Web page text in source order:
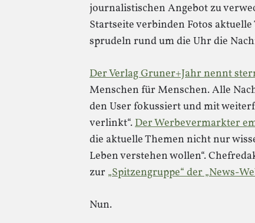
journalistischen Angebot zu
Startseite verbinden Fotos
sprudeln rund um die Uhr die
Der Verlag Gruner+Jahr nennt
Menschen für Menschen. Alle
den User fokussiert und mit
verlinkt“.Der Werbevermarkter
die aktuelle Themen nicht nur
Leben verstehen wollen“.
zur „Spitzengruppe“ der „News-
Nun.